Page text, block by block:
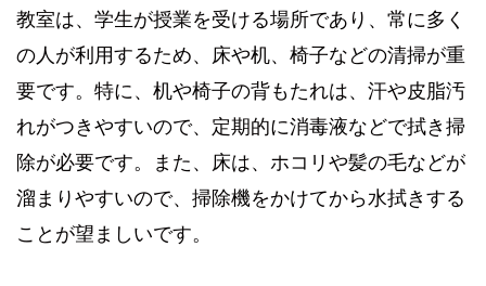
教室は、学生が授業を受ける場所であり、常に多く
の人が利用するため、床や机、椅子などの清掃が重
要です。特に、机や椅子の背もたれは、汗や皮脂汚
れがつきやすいので、定期的に消毒液などで拭き掃
除が必要です。また、床は、ホコリや髪の毛などが
溜まりやすいので、掃除機をかけてから水拭きする
ことが望ましいです。